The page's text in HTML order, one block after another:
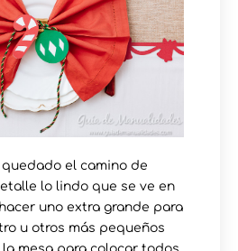
quedado el camino de
lo lindo que se ve en
uno extra grande para
u otros más pequeños